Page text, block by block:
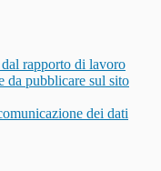
rapporto di lavoro
da pubblicare sul sito
dei dati